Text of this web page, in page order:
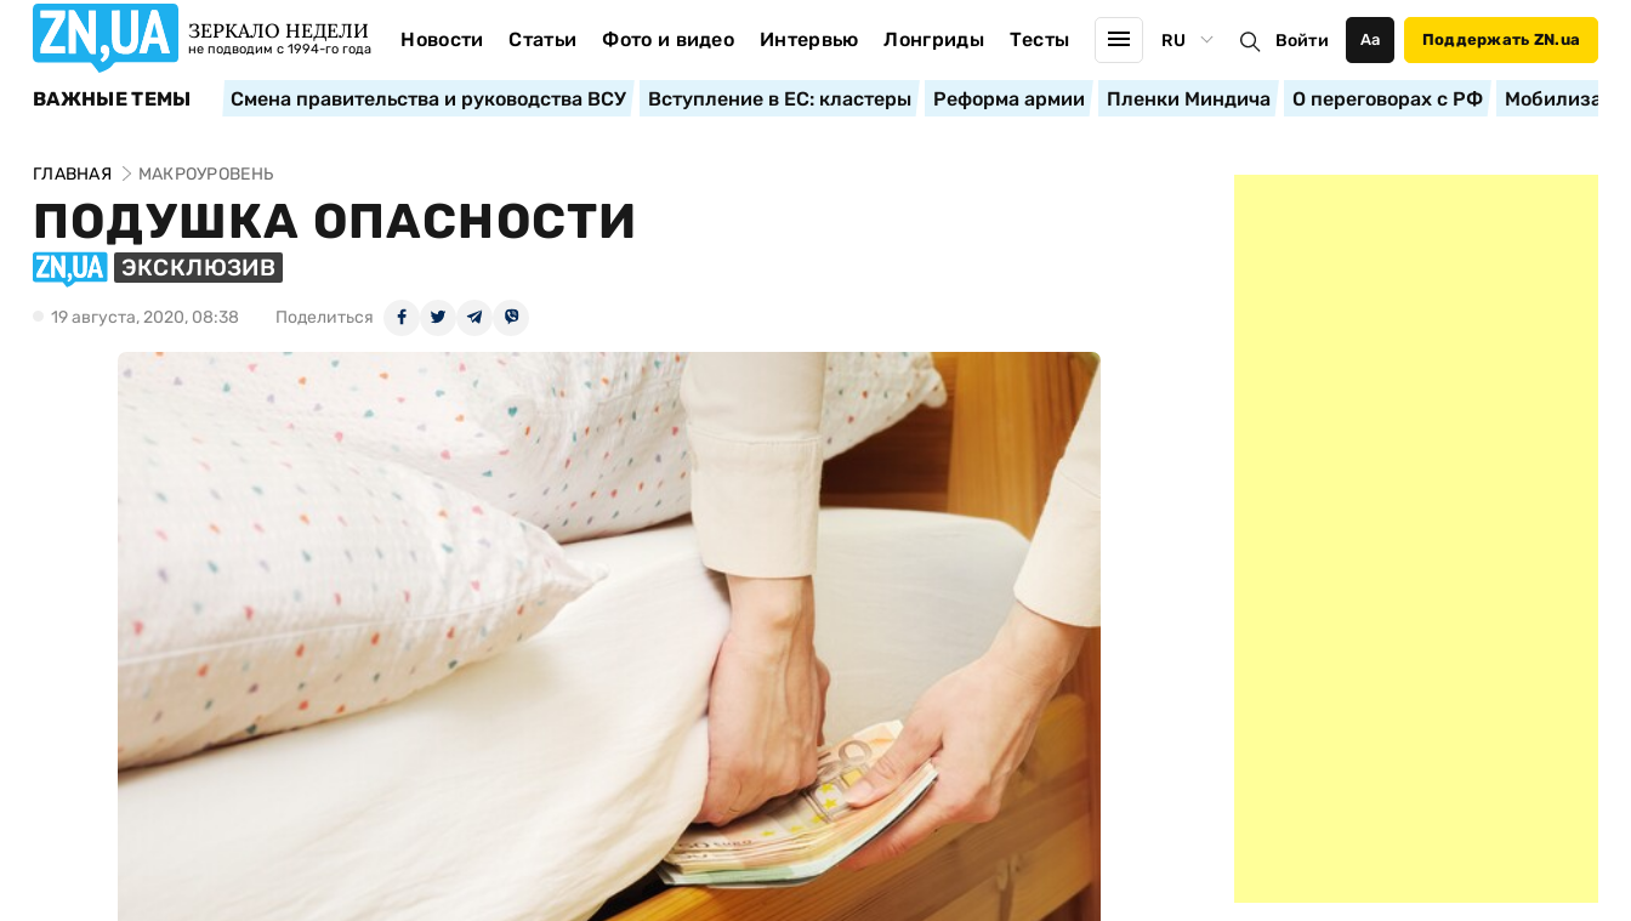
ЗЕРКАЛО НЕДЕЛИ
не подводим с 1994-го года Новости Статьи Фото и видео Интервью Лонгриды Тесты RU Войти Аа Поддержать ZN.ua
ВАЖНЫЕ ТЕМЫ Смена правительства и руководства ВСУ Вступление в ЕС: кластеры Реформа армии Пленки Миндича О переговорах с РФ
ГЛАВНАЯ МАКРОУРОВЕНЬ
ПОДУШКА ОПАСНОСТИ
ЭКСКЛЮЗИВ
19 августа, 2020, 08:38 Поделиться